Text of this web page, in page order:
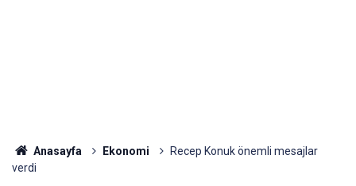
Anasayfa Ekonomi
Recep Konuk önemli mesajlar
verdi